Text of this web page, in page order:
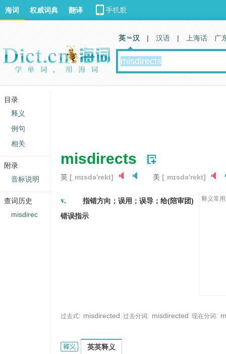
misdirects
英 [ˌmɪsdə'rekt] 美 [ˌmɪsdə'rekt]
v.
指错方向；误用；误导；给(陪审团)
错误指示
释义常
过去式: misdirected 过去分词: misdirected 现在分词:
misdirect的英文翻译是什么意思，词典释义与在线
英英释义
海词 权威词典 翻译
英 汉 | 汉语 | 上海话 广
目录
释义
例句
相关
附录
音标说明
查词历史
misdirec